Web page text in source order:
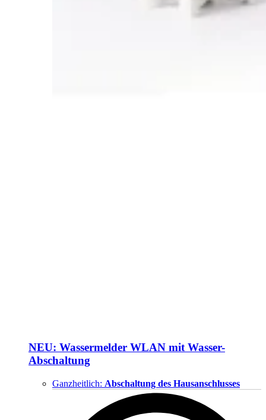
NEU: Wassermelder WLAN mit Wasser-
Abschaltung
Ganzheitlich: Abschaltung des Hausanschlusses